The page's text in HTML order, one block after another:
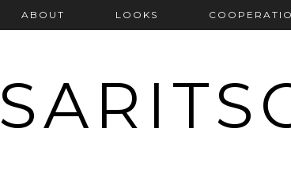
ABOUT LOOKS